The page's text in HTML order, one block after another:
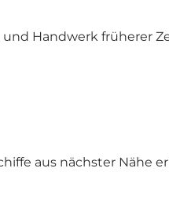
Handwerk früherer
aus nächster Nähe